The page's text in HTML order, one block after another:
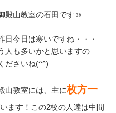
殿山教室の石田です☺
日今日は寒いですね・・・
人も多いかと思いますの
ださいね(^^)
山教室には、主に枚方一
ます！この2校の人達は中間